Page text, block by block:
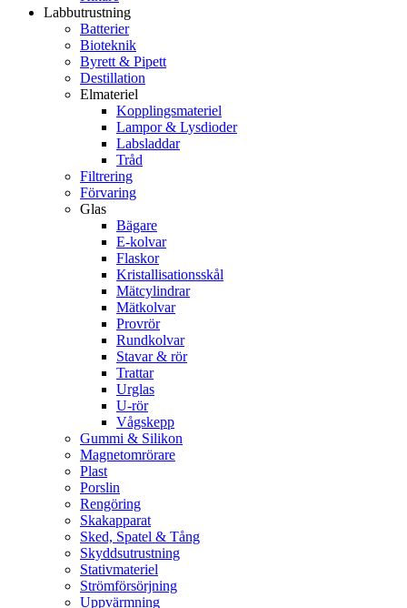
Labbutrustning
Batterier
Bioteknik
Byrett & Pipett
Destillation
Elmateriel
Kopplingsmateriel
Lampor & Lysdioder
Labsladdar
Tråd
Filtrering
Förvaring
Glas
Bägare
E-kolvar
Flaskor
Kristallisationsskål
Mätcylindrar
Mätkolvar
Provrör
Rundkolvar
Stavar & rör
Trattar
Urglas
U-rör
Vågskepp
Gummi & Silikon
Magnetomrörare
Plast
Porslin
Rengöring
Skakapparat
Sked, Spatel & Tång
Skyddsutrustning
Stativmateriel
Strömförsörjning
Uppvärmning